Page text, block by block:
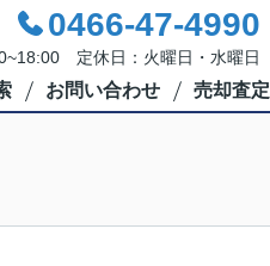
0466-47-4990
定休日：火曜日・水曜日
お問い合わせ 売却査定